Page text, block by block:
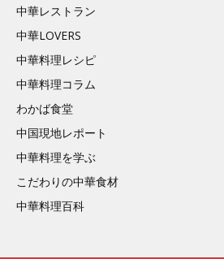
中華レストラン
中華LOVERS
中華料理レシピ
中華料理コラム
わかば食堂
中国現地レポート
中華料理を学ぶ
こだわりの中華食材
中華料理百科